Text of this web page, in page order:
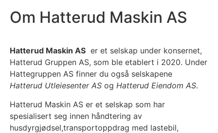
Om Hatterud Maskin AS
Hatterud Maskin AS er et selskap under konsernet,
Hatterud Gruppen AS, som ble etablert i 2020. Under
Hattegruppen AS finner du også selskapene
Hatterud Utleiesenter AS og Hatterud Eiendom AS.
Hatterud Maskin AS er et selskap som har
spesialisert seg innen håndtering av
husdyrgjødsel,transportoppdrag med lastebil,